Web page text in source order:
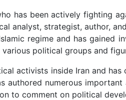
has been actively fighting
analyst, strategist, author,
regime and has gained
political groups and
activists inside Iran and
authored numerous
to comment on political